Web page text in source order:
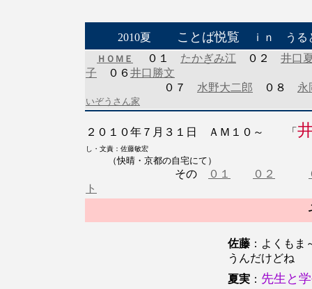
2010夏 ことば悦覧 ｉｎ うる
ＨＯＭＥ ０１ たかぎみ江 ０２ 井口
子 ０６ 井口勝文
０７ 水野大二郎 ０８ 永
いぞうさん家
２０１０年７月３１日 ＡＭ１０～ 「
し・文責：佐藤敏宏
（快晴・京都の自宅にて）
その ０１ ０２
ト
佐藤 ：よくも
うんだけどね
夏実 ： 先生と